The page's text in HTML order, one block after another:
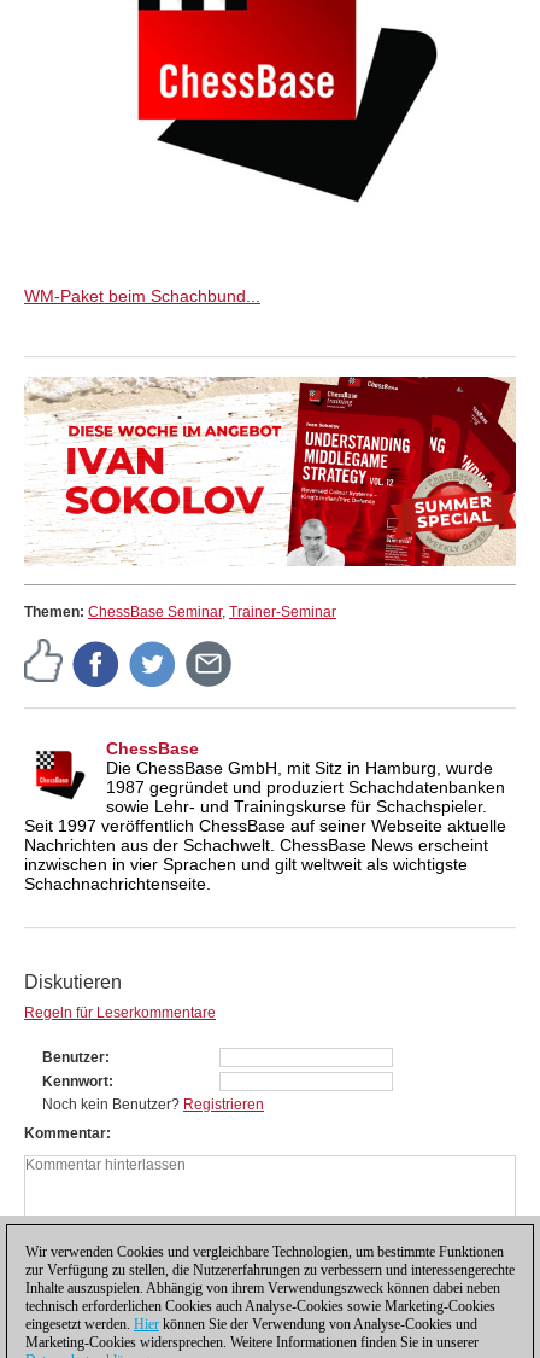
WM-Paket beim Schachbund...
Themen: ChessBase Seminar, Trainer-Seminar
ChessBase
Die ChessBase GmbH, mit Sitz in Hamburg, wurde
1987 gegründet und produziert Schachdatenbanken
sowie Lehr- und Trainingskurse für Schachspieler.
Seit 1997 veröffentlich ChessBase auf seiner Webseite aktuelle
Nachrichten aus der Schachwelt. ChessBase News erscheint
inzwischen in vier Sprachen und gilt weltweit als wichtigste
Schachnachrichtenseite.
Diskutieren
Regeln für Leserkommentare
Benutzer
Kennwort
Noch kein Benutzer? Registrieren
Kommentar
Wir verwenden Cookies und vergleichbare Technologien, um bestimmte Funktionen
zur Verfügung zu stellen, die Nutzererfahrungen zu verbessern und interessengerechte
Inhalte auszuspielen. Abhängig von ihrem Verwendungszweck können dabei neben
technisch erforderlichen Cookies auch Analyse-Cookies sowie Marketing-Cookies
eingesetzt werden. Hier können Sie der Verwendung von Analyse-Cookies und
Marketing-Cookies widersprechen. Weitere Informationen finden Sie in unserer